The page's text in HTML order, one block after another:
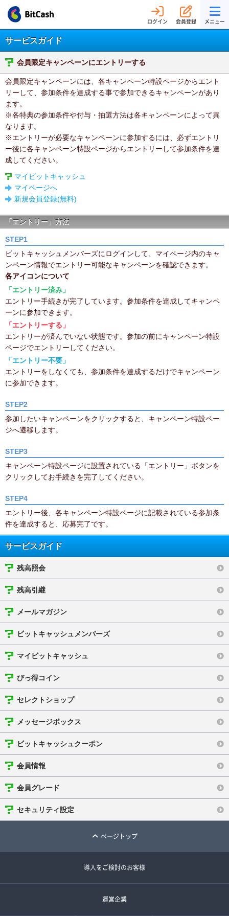
ログイン 会員登録 メニュー
サービスガイド
会員限定キャンペーンにエントリーする
会員限定キャンペーンには、各キャンペーン特設ページからエント
リーして、参加条件を達成する事で参加できるキャンペーンがあり
ます。
※各特典の参加条件や付与・抽選方法は各キャンペーンによって異
なります。
※エントリーが必要なキャンペーンに参加するには、必ずエントリ
ー後に各キャンペーン特設ページからエントリーして参加条件を達
成してください。
マイビットキャッシュ
マイページへ
新規会員登録(無料)
「エントリー」方法
STEP1
ビットキャッシュメンバーズにログインして、マイページ内のキャ
ンペーン情報でエントリー可能なキャンペーンを確認できます。
各アイコンについて
「エントリー済み」
エントリー手続きが完了しています。参加条件を達成してキャンペ
ーンに参加できます。
「エントリーする」
エントリーが済んでいない状態です。参加の前にキャンペーン特設
ページでエントリーしてください。
「エントリー不要」
エントリーをしなくても、参加条件を達成するだけでキャンペーン
に参加できます。
STEP2
参加したいキャンペーンをクリックすると、キャンペーン特設ペー
ジへ遷移します。
STEP3
キャンペーン特設ページに設置されている「エントリー」ボタンを
クリックしてお手続きを完了してください。
STEP4
エントリー後、各キャンペーン特設ページに記載されている参加条
件を達成すると、応募完了です。
サービスガイド
残高照会
残高引継
メールマガジン
ビットキャッシュメンバーズ
マイビットキャッシュ
びっ得コイン
セレクトショップ
メッセージボックス
ビットキャッシュクーポン
会員情報
会員グレード
セキュリティ設定
ページトップ
導入をご検討のお客様
運営企業